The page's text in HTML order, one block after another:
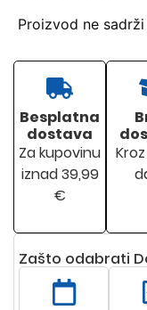
Proizvod ne
Besplatna
dostava
Za kupovinu
iznad 39,99
€
Zašto odabrati